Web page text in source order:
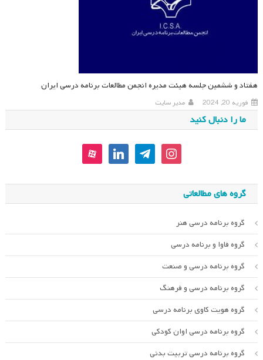
هفتاد و ششمین جلسه هیئت مدیره انجمن مطالعات برنامه درسی ایران
فوریه 20, 2024 مدیر سایت
ما را دنبال کنید
instagram
telegram
linkedin
aparat
گروه های مطالعاتی
گروه برنامه درسی هنر
گروه فاوا و برنامه درسی
گروه برنامه درسی و صنعت
گروه برنامه درسی و فرهنگ
گروه هویت کاوی برنامه درسی
گروه برنامه درسی اوان کودکی
گروه برنامه درسی تربیت بدنی